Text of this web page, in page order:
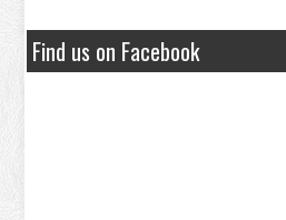
Find us on Facebook